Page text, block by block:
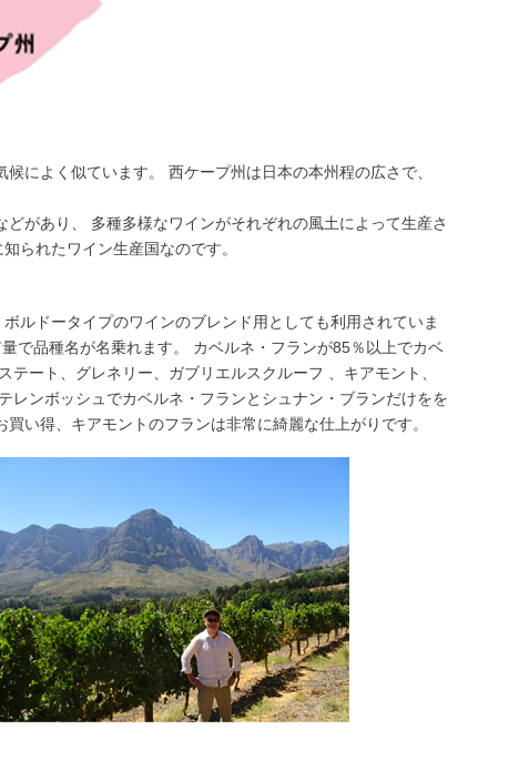
によく似ています。 西ケープ州は日本の本州程の広さで、
があり、 多種多様なワインがそれぞれの風土によって生産さ
られたワイン生産国なのです。
ルドータイプのワインのブレンド用としても利用されていま
で品種名が名乗れます。 カベルネ・フランが85％以上でカベ
ート、グレネリー、ガブリエルスクルーフ 、キアモント、
ンボッシュでカベルネ・フランとシュナン・ブランだけをを
い得、キアモントのフランは非常に綺麗な仕上がりです。